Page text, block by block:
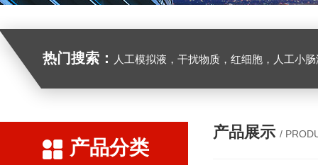
热门搜索： 人工模拟液，干扰物质，红细胞，人工小
产品分类
产品展示 /